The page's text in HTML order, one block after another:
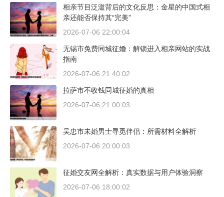
相亲节目泛滥背后的文化反思：金星的中国式相
亲还能否保持其“完美”
2026-07-06 22:00:04
无锡市免费同城征婚：解锁进入相亲网站的实战
指南
2026-07-06 21:40:02
拉萨市不收钱同城征婚的真相
2026-07-06 21:00:03
吴忠市未婚男士寻觅伴侣：所需材料全解析
2026-07-06 20:00:03
征婚交友网全解析：真实数据与用户体验洞察
2026-07-06 18:00:02